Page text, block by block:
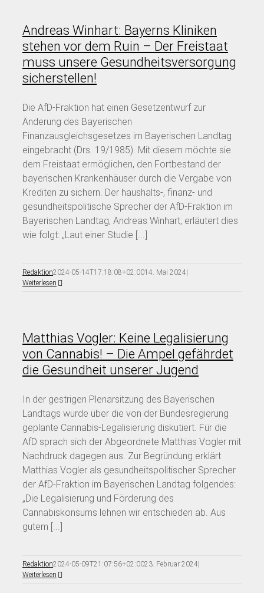
Andreas Winhart: Bayerns Kliniken
stehen vor dem Ruin – Der Freistaat
muss unsere Gesundheitsversorgung
sicherstellen!
Die AfD-Fraktion hat einen Gesetzentwurf zur
Änderung des Bayerischen
Finanzausgleichsgesetzes im Bayerischen Landtag
eingebracht (Drs. 19/1985). Mit diesem möchte sie
dem Freistaat ermöglichen, den Fortbestand der
bayerischen Krankenhäuser durch die Vergabe von
Krediten zu sichern. Der haushalts-, finanz- und
gesundheitspolitische Sprecher der AfD-Fraktion im
Bayerischen Landtag, Andreas Winhart, erläutert dies
wie folgt: „Laut einer Studie [...]
Redaktion2024-05-14T17:18:08+02:0014. Mai 2024|
Weiterlesen
Matthias Vogler: Keine Legalisierung
von Cannabis! – Die Ampel gefährdet
die Gesundheit unserer Jugend
In der gestrigen Plenarsitzung des Bayerischen
Landtags wurde über die von der Bundesregierung
geplante Cannabis-Legalisierung diskutiert. Für die
AfD sprach sich der Abgeordnete Matthias Vogler mit
Nachdruck dagegen aus. Zur Begründung erklärt
Matthias Vogler als gesundheitspolitischer Sprecher
der AfD-Fraktion im Bayerischen Landtag folgendes:
„Die Legalisierung und Förderung des
Cannabiskonsums lehnen wir entschieden ab. Aus
gutem [...]
Redaktion2024-05-09T21:07:56+02:0023. Februar 2024|
Weiterlesen